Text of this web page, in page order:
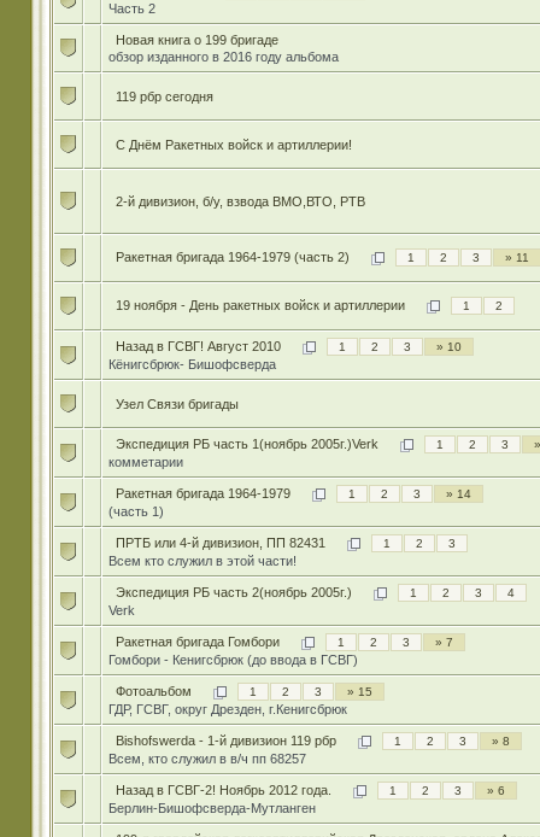
Часть 2
Новая книга о 199 бригаде
обзор изданного в 2016 году альбома
119 рбр сегодня
С Днём Ракетных войск и артиллерии!
2-й дивизион, б/у, взвода ВМО,ВТО, РТВ
Ракетная бригада 1964-1979 (часть 2) 1 2 3 » 11
19 ноября - День ракетных войск и артиллерии 1 2
Назад в ГСВГ! Август 2010 1 2 3 » 10
Кёнигсбрюк- Бишофсверда
Узел Связи бригады
Экспедиция РБ часть 1(ноябрь 2005г.)Verk 1 2 3
комметарии
Ракетная бригада 1964-1979 1 2 3 » 14
(часть 1)
ПРТБ или 4-й дивизион, ПП 82431 1 2 3
Всем кто служил в этой части!
Экспедиция РБ часть 2(ноябрь 2005г.) 1 2 3 4
Verk
Ракетная бригада Гомбори 1 2 3 » 7
Гомбори - Кенигсбрюк (до ввода в ГСВГ)
Фотоальбом 1 2 3 » 15
ГДР, ГСВГ, округ Дрезден, г.Кенигсбрюк
Bishofswerda - 1-й дивизион 119 рбр 1 2 3 » 8
Всем, кто служил в в/ч пп 68257
Назад в ГСВГ-2! Ноябрь 2012 года. 1 2 3 » 6
Берлин-Бишофсверда-Мутланген